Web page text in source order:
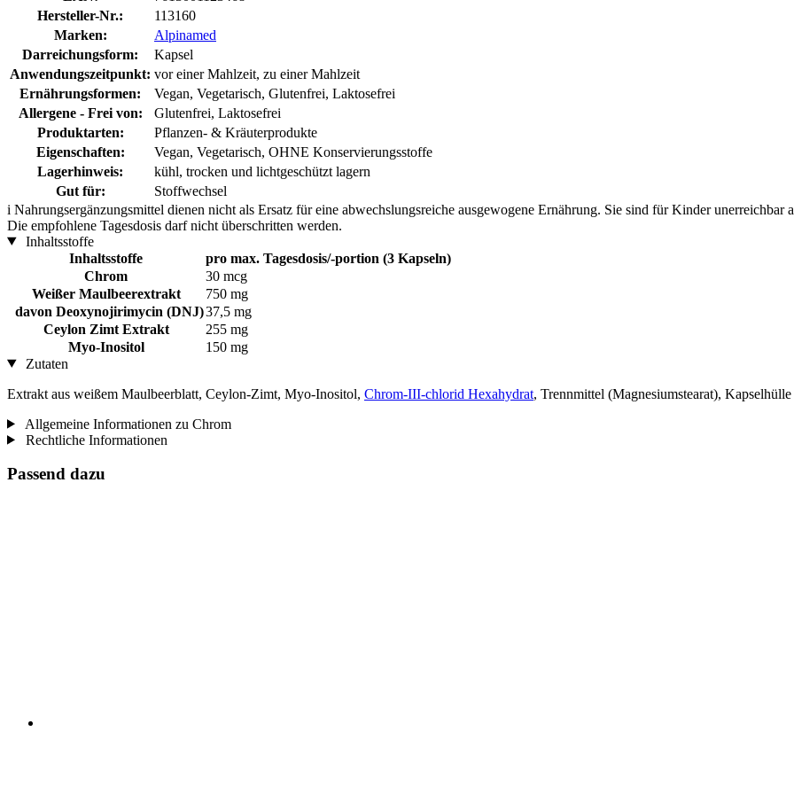
Hersteller-Nr.:
113160
Marken:
Alpinamed
Darreichungsform:
Kapsel
Anwendungszeitpunkt: vor einer Mahlzeit, zu einer Mahlzeit
Ernährungsformen:
Vegan, Vegetarisch, Glutenfrei, Laktosefrei
Allergene - Frei von:
Glutenfrei, Laktosefrei
Produktarten:
Pflanzen- & Kräuterprodukte
Eigenschaften:
Vegan, Vegetarisch, OHNE Konservierungsstoffe
Lagerhinweis:
kühl, trocken und lichtgeschützt lagern
Gut für:
Stoffwechsel
i Nahrungsergänzungsmittel dienen nicht als Ersatz für eine abwechslungsreiche ausgewogene Ernährung. Sie sind für Kinder unerreichbar
Die empfohlene Tagesdosis darf nicht überschritten werden.
Inhaltsstoffe
Inhaltsstoffe
pro max. Tagesdosis/-portion (3 Kapseln)
Chrom
30 mcg
Weißer Maulbeerextrakt
750 mg
davon Deoxynojirimycin (DNJ)37,5 mg
Ceylon Zimt Extrakt
255 mg
Myo-Inositol
150 mg
Zutaten
Extrakt aus weißem Maulbeerblatt, Ceylon-Zimt, Myo-Inositol, Chrom-III-chlorid Hexahydrat, Trennmittel (Magnesiumstearat),
Allgemeine Informationen zu Chrom
Rechtliche Informationen
Passend dazu